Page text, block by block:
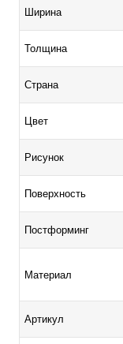
Ширина
Толщина
Страна
Цвет
Рисунок
Поверхность
Постформинг
Материал
Артикул